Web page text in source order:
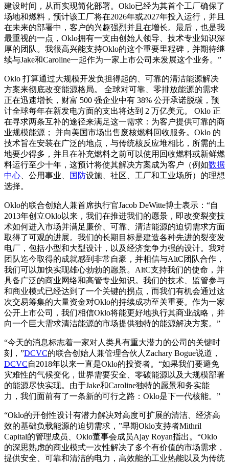
建设时间，从而实现简化部署。Oklo已经为其首个工厂确保了
场地和燃料，预计该工厂将在2026年或2027年投入运行，并且
在未来的部署中，客户的兴趣强烈并且在增长。最后，也是我
最重视的一点，Oklo拥有一支由创始人领导、技术专业知识深
厚的团队。我很高兴能支持Oklo的这个重要里程碑，并期待继
续与Jake和Caroline一起作为一家上市公司来发展这个业务。”
Oklo 打算通过大规模开发负担得起的、可靠的清洁能源解决
方案来彻底改变能源格局。 全球对可靠、零排放能源的需求
正在迅速增长，财富 500 强企业中有 38% 公开承诺脱碳，预
计全球每年在新发电方面的支出将达到 2 万亿美元。 Oklo 正
在寻求两条互补的途径来满足这一需求：为客户提供可靠的商
业规模能源； 并向美国市场出售废核燃料回收服务。Oklo 的
技术旨在安装在广泛的地点，与传统核反应堆相比，所需的土
地要少得多，并且在补充燃料之前可以使用回收燃料或新鲜燃
料运行至少十年，这预计将使其解决方案成为客户（例如数据
中心 、公用事业、 国防设施、社区、工厂和工业场所）的理想
选择。
Oklo的联合创始人兼首席执行官Jacob DeWitte博士表示：“自
2013年创立Oklo以来，我们在推进我们的愿景，即改变裂变技
术如何进入市场并满足廉价、可靠、清洁能源的迫切需求方面
取得了可观的进展。我们的长期目标是建造各种先进的裂变发
电厂，包括小型和大型设计，以及经济竞争力强的设计。我对
团队迄今取得的成就感到非常自豪，并相信与AltC团队合作，
我们可以加快实现雄心勃勃的愿景。AltC支持我们的使命，并
具备广泛的商业网络和高管专业知识。我们的技术、监管参与
和商业模式已经达到了一个关键的拐点，而我们有机会通过这
次交易筹集的大量资金对Oklo的持续成功至关重要。作为一家
公开上市公司，我们相信Oklo将能更好地执行其商业战略，并
向一个巨大需求清洁能源的市场提供独特的能源解决方案。”
“今天的消息标志着一家对人类具有重大潜力的公司的关键时
刻，”DCVC的联合创始人兼管理合伙人Zachary Bogue说道，
DCVC自2018年以来一直是Oklo的投资者。“如果我们要避免
灾难性的气候变化，世界需要安全、零碳能源以及大规模部署
的能源尽快实现。由于Jake和Caroline独特的愿景和务实能
力，我们面前有了一条新的可行之路：Oklo是下一代核能。”
“Oklo的开创性设计有潜力解决对高度可扩展的清洁、经济高
效的基础负载能源的迫切需求，”早期Oklo支持者Mithril
Capital的管理成员、Oklo董事会成员Ajay Royan指出。“Oklo
的深思熟虑的商业模式一次性解决了多个有价值的市场需求，
提供安全、可靠和清洁的电力，高效能的工业热能以及为传统